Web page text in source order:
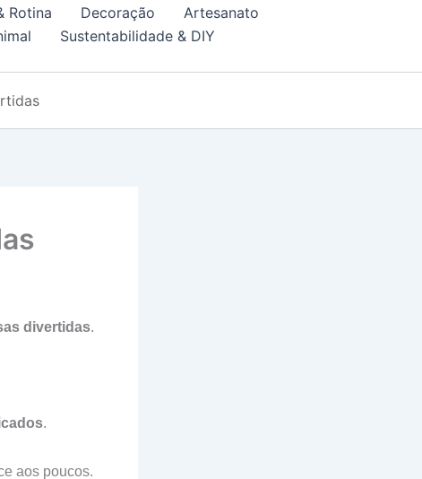
Rotina Decoração
Artesanato
Sustentabilidade & DIY
divertidas.
.
aos poucos.